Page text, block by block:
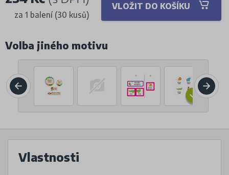
za 1 balení (30 kusů)
VLOŽIT DO KOŠÍKU
Volba jiného motivu
Vlastnosti